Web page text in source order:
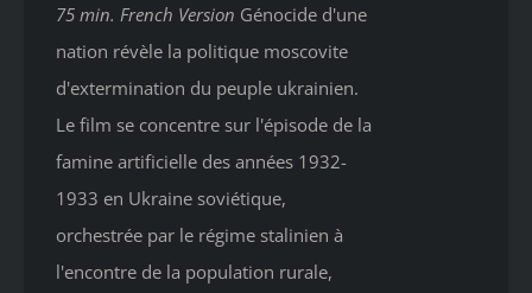
75 min. French Version Génocide d'une
nation révèle la politique moscovite
d'extermination du peuple ukrainien.
Le film se concentre sur l'épisode de la
famine artificielle des années 1932-
1933 en Ukraine soviétique,
orchestrée par le régime stalinien à
l'encontre de la population rurale,